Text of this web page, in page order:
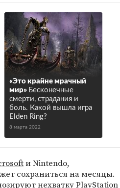
«Это крайне мрачный
мир» Бесконечные
смерти, страдания и
боль. Какой вышла игра
Elden Ring?
8 марта 2022
и Nintendo,
сохраниться на месяцы.
нехватку PlayStation